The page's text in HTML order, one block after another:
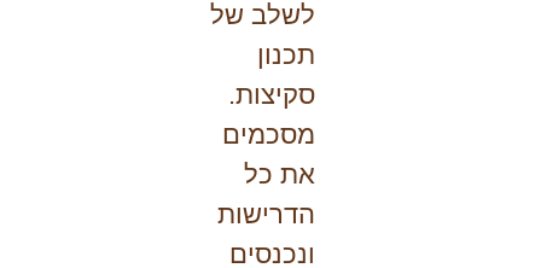
לשלב של
תכנון
סקיצות.
מסכמים
את כל
הדרישות
ונכנסים